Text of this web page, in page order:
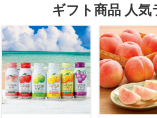
ギフト商品 人